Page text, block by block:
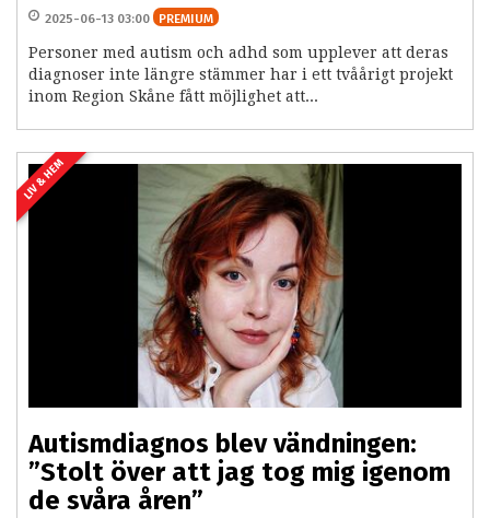
2025-06-13 03:00 PREMIUM
Personer med autism och adhd som upplever att deras
diagnoser inte längre stämmer har i ett tvåårigt projekt
inom Region Skåne fått möjlighet att...
LIV & HEM
Autismdiagnos blev vändningen:
”Stolt över att jag tog mig igenom
de svåra åren”